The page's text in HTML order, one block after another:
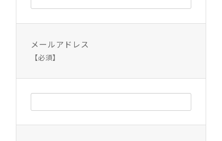
メールアドレス
【必須】